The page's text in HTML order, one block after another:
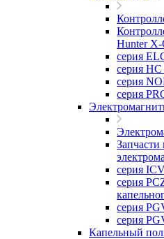
Hunter X-
серия
серия
серия
серия
Запчасти
серия
серия
серия
серия
Капельный